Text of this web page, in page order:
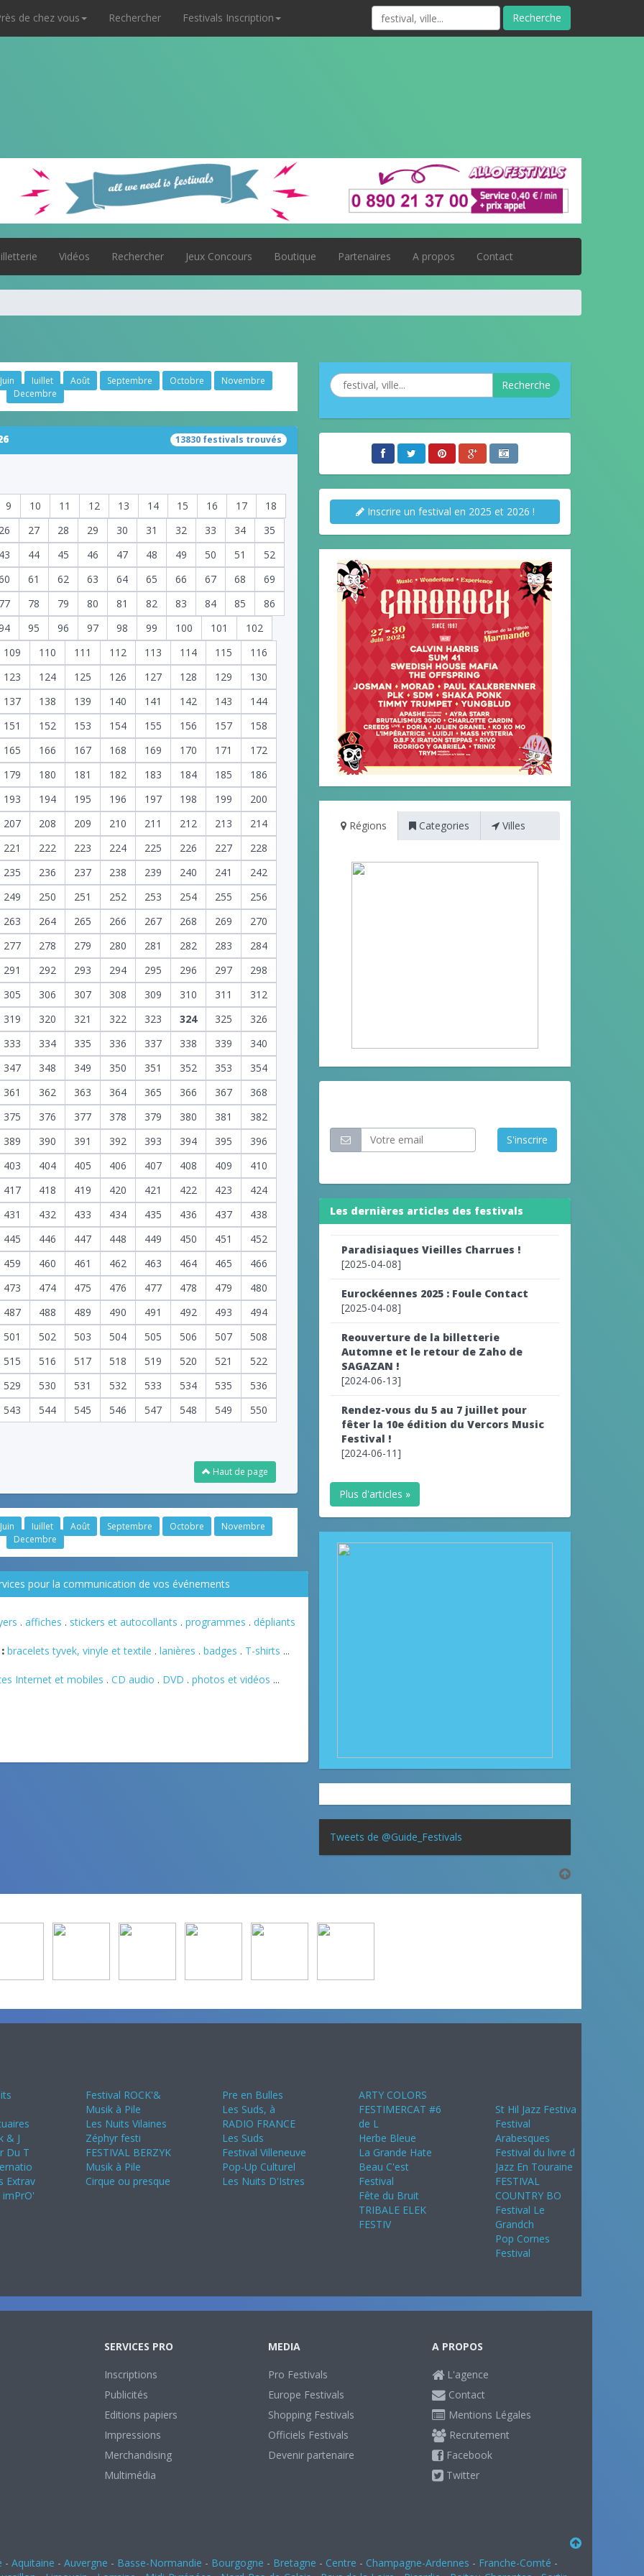
de chez vous Rechercher Festivals Inscription Recherche
Vidéos Rechercher Jeux Concours Boutique Partenaires A propos Contact
Juin Juillet Août Septembre Octobre
Novembre
Decembre
13830 festivals trouvés
9 10 11 12 13 14 15 16 17
18
27 28 29 30 31 32 33 34
35
44 45 46 47 48 49 50 51
52
61 62 63 64 65 66 67 68
69
78 79 80 81 82 83 84 85
86
95 96 97 98 99 100 101
102
109
110 111 112 113 114 115
116
123
124 125 126 127 128 129
130
137
138 139 140 141 142 143
144
151
152 153 154 155 156 157
158
165
166 167 168 169 170 171
172
179
180 181 182 183 184 185
186
193
194 195 196 197 198 199
200
207
208 209 210 211 212 213
214
221
222 223 224 225 226 227
228
235
236 237 238 239 240 241
242
249
250 251 252 253 254 255
256
263
264 265 266 267 268 269
270
277
278 279 280 281 282 283
284
291
292 293 294 295 296 297
298
305
306 307 308 309 310 311
312
319
320 321 322 323 324 325
326
333
334 335 336 337 338 339
340
347
348 349 350 351 352 353
354
361
362 363 364 365 366 367
368
375
376 377 378 379 380 381
382
389
390 391 392 393 394 395
396
403
404 405 406 407 408 409
410
417
418 419 420 421 422 423
424
431
432 433 434 435 436 437
438
445
446 447 448 449 450 451
452
459
460 461 462 463 464 465
466
473
474 475 476 477 478 479
480
487
488 489 490 491 492 493
494
501
502 503 504 505 506 507
508
515
516 517 518 519 520 521
522
529
530 531 532 533 534 535
536
543
544 545 546 547 548 549 550
Haut de page
Juin Juillet Août Septembre Octobre
Novembre
Decembre
pour la communication de vos événements
. affiches . stickers et autocollants . programmes . dépliants
bracelets tyvek, vinyle et textile . lanières . badges . T-shirts ...
Internet et mobiles . CD audio . DVD . photos et vidéos ...
Recherche
Inscrire un festival en 2025 et 2026 !
Régions Categories Villes
S'inscrire
Les dernières articles des festivals
Paradisiaques Vieilles Charrues !
[2025-04-08]
Eurockéennes 2025 : Foule Contact
[2025-04-08]
Reouverture de la billetterie
Automne et le retour de Zaho de
SAGAZAN !
[2024-06-13]
Rendez-vous du 5 au 7 juillet pour
fêter la 10e édition du Vercors Music
Festival !
[2024-06-11]
Plus d'articles »
Tweets de @Guide_Festivals
& J
Du T
Extrav
imPrO'
Festival ROCK'&
Musik à Pile
Les Nuits Vilaines
Zéphyr festi
FESTIVAL BERZYK
Musik à Pile
Cirque ou presque
Pre en Bulles
Les Suds, à
RADIO FRANCE
Les Suds
Festival Villeneuve
Pop-Up Culturel
Les Nuits D'Istres
ARTY COLORS
FESTIMERCAT #6
de L
Herbe Bleue
La Grande Hate
Beau C'est
Festival
Fête du Bruit
TRIBALE ELEK
FESTIV
St Hil Jazz Festiva
Festival
Arabesques
Festival du livre d
Jazz En Touraine
FESTIVAL
COUNTRY BO
Festival Le
Grandch
Pop Cornes
Festival
SERVICES PRO
Inscriptions
Publicités
Editions papiers
Impressions
Merchandising
Multimédia
MEDIA
Pro Festivals
Europe Festivals
Shopping Festivals
Officiels Festivals
Devenir partenaire
A PROPOS
L'agence
Contact
Mentions Légales
Recrutement
Facebook
Twitter
- Aquitaine - Auvergne - Basse-Normandie - Bourgogne - Bretagne - Centre - Champagne-Ardennes - Franche-Comté -